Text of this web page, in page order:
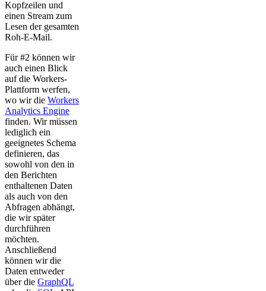
Kopfzeilen und
einen Stream zum
Lesen der gesamten
Roh-E-Mail.
Für #2 können wir
auch einen Blick
auf die Workers-
Plattform werfen,
wo wir die Workers
Analytics Engine
finden. Wir müssen
lediglich ein
geeignetes Schema
definieren, das
sowohl von den in
den Berichten
enthaltenen Daten
als auch von den
Abfragen abhängt,
die wir später
durchführen
möchten.
Anschließend
können wir die
Daten entweder
über die GraphQL